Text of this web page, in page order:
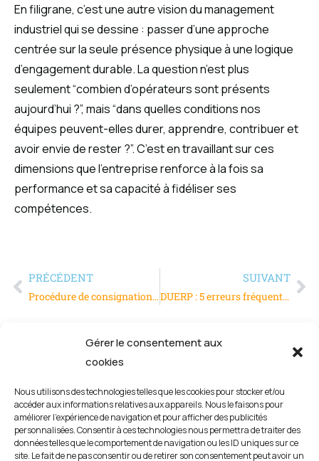
Gérer le consentement aux
cookies
Nous utilisons des technologies telles que les cookies pour stocker et/ou
accéder aux informations relatives aux appareils. Nous le faisons pour
améliorer l’expérience de navigation et pour afficher des publicités
personnalisées. Consentir à ces technologies nous permettra de traiter des
données telles que le comportement de navigation ou les ID uniques sur ce
site. Le fait de ne pas consentir ou de retirer son consentement peut avoir un
En filigrane, c’est une autre vision du management
industriel qui se dessine : passer d’une approche
centrée sur la seule présence physique à une logique
d’engagement durable. La question n’est plus
seulement “combien d’opérateurs sont présents
aujourd’hui ?”, mais “dans quelles conditions nos
équipes peuvent-elles durer, apprendre, contribuer et
avoir envie de rester ?”. C’est en travaillant sur ces
dimensions que l’entreprise renforce à la fois sa
performance et sa capacité à fidéliser ses
compétences.
PRÉCÉDENT
Procédure de consignation LOTO : sécuriser les interventions et prévenir les accidents
SUIVANT
DUERP : 5 erreurs fréquentes qui peuvent coûter cher aux entreprises